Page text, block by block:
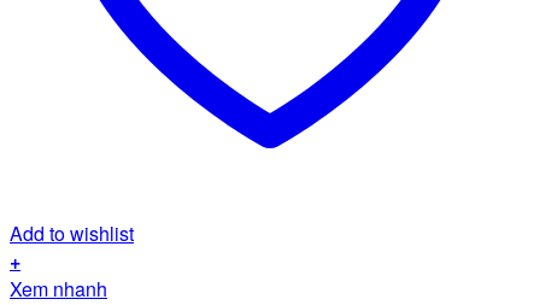
Add to wishlist
+
Xem nhanh